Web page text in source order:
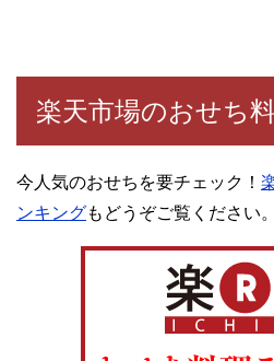
楽天市場のおせち
今人気のおせちを要チェック！
ンキングもどうぞご覧ください。